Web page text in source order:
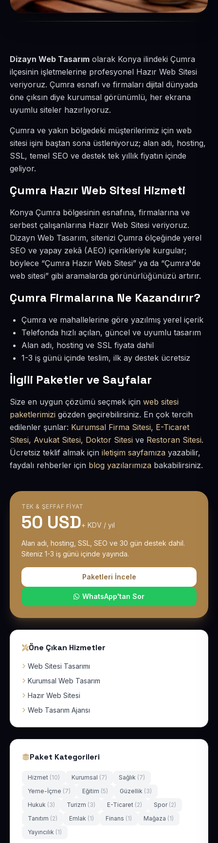
Dizayn Web Tasarım olarak Konya ilindeki Çumra
ilçesinin işletmelerine profesyonel Hazır Web Sitesi
veriyoruz. Çumra esnafı ve firmaları dijital dünyada
öne çıksın diye kurumsal görünümlü, her ekrana
uyumlu siteler hazırlıyoruz.
Çumra ve yakın bölgedeki müşterilerimiz için web
sitesi işini baştan sona üstleniyoruz; alan adı, hosting,
SSL, temel SEO ve destek tek yıllık fiyatın içinde
geliyor.
Çumra Hazır Web Sitesi Hizmeti
Konya Çumra bölgesinin esnafına, firmalarına ve
serbest çalışanlarına Hazır Web Sitesi veriyoruz.
Dizayn Web Tasarım, sitenizi Çumra ölçeğinde yerel
SEO ve yapay zekâ (AEO) içerikleriyle kurgular;
böylece “Çumra Hazır Web Sitesi” ya da “Çumra'de
web sitesi” gibi aramalarda görünürlüğünüzü artırır.
Çumra Firmalarına Ne Kazandırır?
Çumra ve mahallelerine göre yazılmış yerel içerik
Telefonda hızlı açılan, güncel ve uyumlu tasarım
Alan adı, hosting ve SSL fiyata dahil
1-3 iş günü içinde teslim, ilk ay destek ücretsiz
İlgili Paketler ve Sayfalar
Size en uygun çözümü seçmek için web sitesi
paketlerimizi gözden geçirebilirsiniz. En çok tercih
edilenler şunlar: Kurumsal Firma Sitesi, E-Ticaret
Sitesi, Avukat Sitesi, Doktor Sitesi ve Restoran Sitesi.
Ücretsiz teklif almak için iletişim sayfamıza yazabilir,
faydalı rehberler için blog yazılarımıza bakabilirsiniz.
TEK & ŞEFFAF FIYAT
50 USD+ KDV / yıl
Alan adı, hosting, SSL, SEO ve 30 gün destek dahil.
Siteniz 1-3 iş günü içinde yayında.
Paketleri İncele
WhatsApp'tan Sor
Öne Çıkan Hizmetler
Web Sitesi Tasarımı
Kurumsal Web Tasarım
Hazır Web Sitesi
Web Tasarım Ajansı
Paket Kategorileri
Hizmet (10) Kurumsal (7) Sağlık (7)
Yeme-İçme (7) Eğitim (5) Güzellik (3)
Hukuk (3) Turizm (3) E-Ticaret (2) Spor (2)
Tanıtım (2) Emlak (1) Finans (1) Mağaza (1)
Yayıncılık (1)